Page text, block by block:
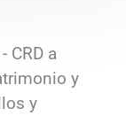
CRD a
y
y